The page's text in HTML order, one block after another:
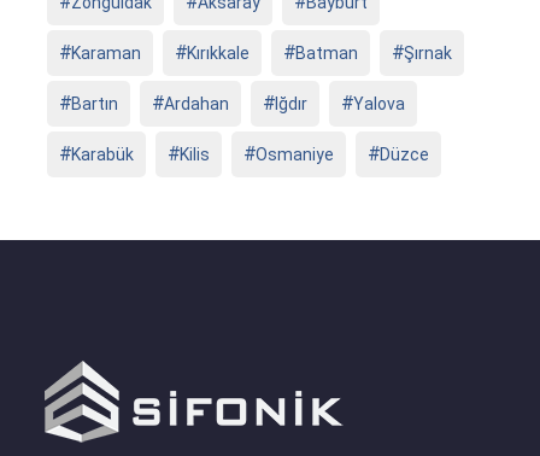
Karaman Kırıkkale Batman Şırnak
Bartın Ardahan Iğdır Yalova
Karabük Kilis Osmaniye Düzce